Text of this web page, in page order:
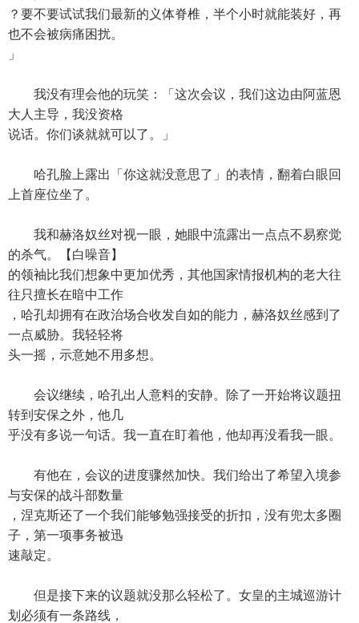
？要不要试试我们最新的义体脊椎，半个小时就能装好，再
也不会被病痛困扰。
」
我没有理会他的玩笑：「这次会议，我们这边由阿蓝恩
大人主导，我没资格
说话。你们谈就就可以了。」
哈孔脸上露出「你这就没意思了」的表情，翻着白眼回
上首座位坐了。
我和赫洛奴丝对视一眼，她眼中流露出一点点不易察觉
的杀气。【白噪音】
的领袖比我们想象中更加优秀，其他国家情报机构的老大往
往只擅长在暗中工作
，哈孔却拥有在政治场合收发自如的能力，赫洛奴丝感到了
一点威胁。我轻轻将
头一摇，示意她不用多想。
会议继续，哈孔出人意料的安静。除了一开始将议题扭
转到安保之外，他几
乎没有多说一句话。我一直在盯着他，他却再没看我一眼。
有他在，会议的进度骤然加快。我们给出了希望入境参
与安保的战斗部数量
，涅克斯还了一个我们能够勉强接受的折扣，没有兜太多圈
子，第一项事务被迅
速敲定。
但是接下来的议题就没那么轻松了。女皇的主城巡游计
划必须有一条路线，